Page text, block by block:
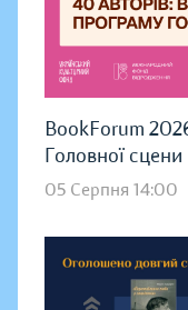
BookForum
Головної сцени
05 Серпня 14:00